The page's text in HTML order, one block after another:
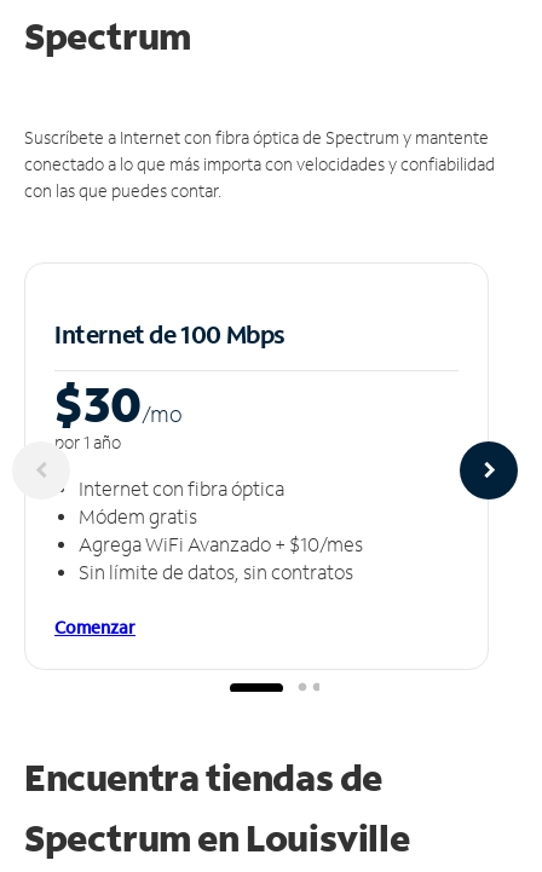
Spectrum
Suscríbete a Internet con fibra óptica de Spectrum y mantente
conectado a lo que más importa con velocidades y confiabilidad
con las que puedes contar.
Internet de 100 Mbps
$30/mo
por 1 año
Internet con fibra óptica
Módem gratis
Agrega WiFi Avanzado + $10/mes
Sin límite de datos, sin contratos
Comenzar
Encuentra tiendas de
Spectrum en Louisville